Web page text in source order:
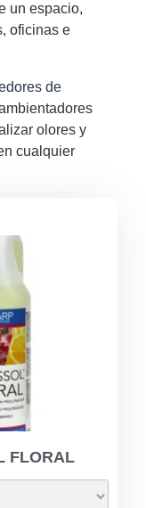
un espacio,
oficinas e
de
olores y
cualquier
FLORAL